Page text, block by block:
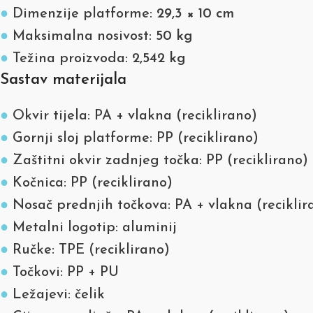
● Dimenzije platforme: 29,3 × 10 cm
● Maksimalna nosivost: 50 kg
● Težina proizvoda: 2,542 kg
Sastav materijala
● Okvir tijela: PA + vlakna (reciklirano)
● Gornji sloj platforme: PP (reciklirano)
● Zaštitni okvir zadnjeg točka: PP (reciklirano)
● Kočnica: PP (reciklirano)
● Nosač prednjih točkova: PA + vlakna
● Metalni logotip: aluminij
● Ručke: TPE (reciklirano)
● Točkovi: PP + PU
● Ležajevi: čelik